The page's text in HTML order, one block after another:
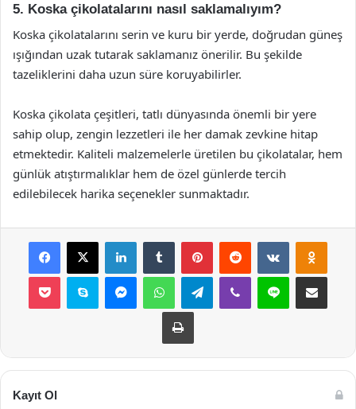
5. Koska çikolatalarını nasıl saklamalıyım?
Koska çikolatalarını serin ve kuru bir yerde, doğrudan güneş
ışığından uzak tutarak saklamanız önerilir. Bu şekilde
tazeliklerini daha uzun süre koruyabilirler.
Koska çikolata çeşitleri, tatlı dünyasında önemli bir yere
sahip olup, zengin lezzetleri ile her damak zevkine hitap
etmektedir. Kaliteli malzemelerle üretilen bu çikolatalar, hem
günlük atıştırmalıklar hem de özel günlerde tercih
edilebilecek harika seçenekler sunmaktadır.
Facebook
X LinkedInTumblr PinterestReddit VKontakte
Pocket Skype MessengerWhatsAppTelegramViber Line E-Posta ile
Yazdır
Kayıt Ol